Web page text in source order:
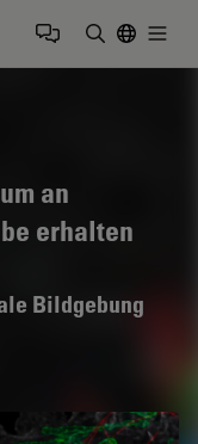
an
erhalten
Bildgebung